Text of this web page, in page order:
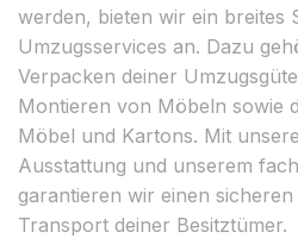
werden, bieten wir ein breites
Umzugsservices an. Dazu
Verpacken deiner
Montieren von Möbeln sowie
Möbel und Kartons. Mit
Ausstattung und unserem
garantieren wir einen
Transport deiner Besitztümer.